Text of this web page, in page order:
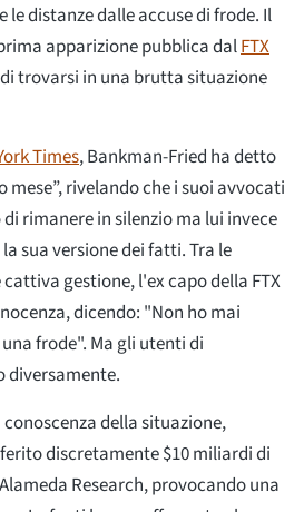
le distanze dalle accuse di frode. Il
apparizione pubblica dalFTX
trovarsi in una brutta situazione
Times, Bankman-Fried ha detto
rivelando che i suoi avvocati
rimanere in silenzio ma lui invece
sua versione dei fatti. Tra le
gestione, l'ex capo della FTX
dicendo: "Non ho mai
frode". Ma gli utenti di
diversamente.
della situazione,
discretamente $10 miliardi di
Research, provocando una